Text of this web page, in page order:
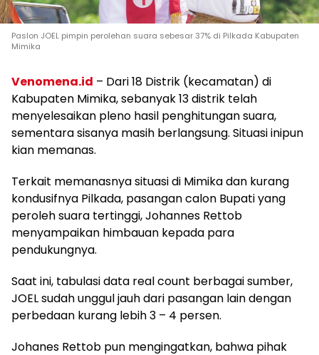
Paslon JOEL pimpin perolehan suara sebesar 37% di Pilkada Kabupaten
Mimika
Venomena.id – Dari 18 Distrik (kecamatan) di
Kabupaten Mimika, sebanyak 13 distrik telah
menyelesaikan pleno hasil penghitungan suara,
sementara sisanya masih berlangsung. Situasi inipun
kian memanas.
Terkait memanasnya situasi di Mimika dan kurang
kondusifnya Pilkada, pasangan calon Bupati yang
peroleh suara tertinggi, Johannes Rettob
menyampaikan himbauan kepada para
pendukungnya.
Saat ini, tabulasi data real count berbagai sumber,
JOEL sudah unggul jauh dari pasangan lain dengan
perbedaan kurang lebih 3 – 4 persen.
Johanes Rettob pun mengingatkan, bahwa pihak